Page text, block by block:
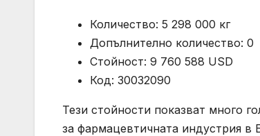
Количество: 5 298 000 кг
Допълнително количество: 0
Стойност: 9 760 588 USD
Код: 30032090
Тези стойности показват много
за фармацевтичната индустрия в